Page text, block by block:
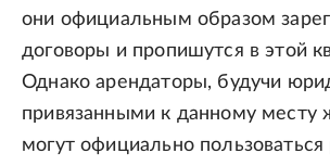
они официальным образом
договоры и пропишутся в этой
Однако арендаторы, будучи
привязанными к данному месту
могут официально